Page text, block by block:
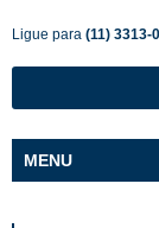
Ligue para (11) 3313-
MENU